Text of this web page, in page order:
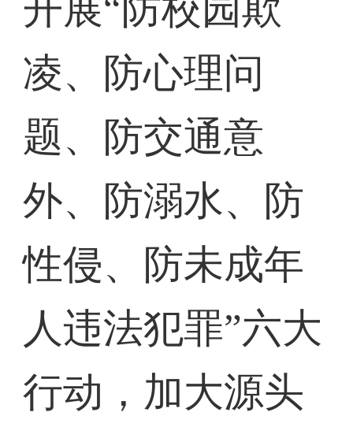
开展“防校园欺
凌、防心理问
题、防交通意
外、防溺水、防
性侵、防未成年
人违法犯罪”六大
行动，加大源头